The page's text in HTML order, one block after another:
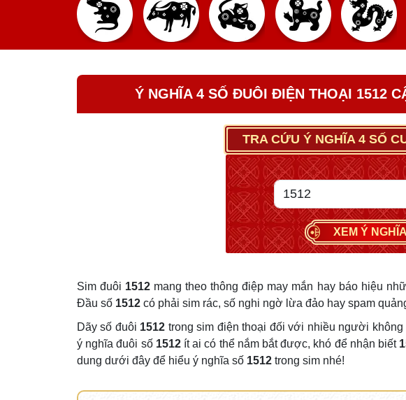
Ý NGHĨA 4 SỐ ĐUÔI ĐIỆN THOẠI 1512
TRA CỨU Ý NGHĨA 4 SỐ
XEM Ý NGHĨA
Sim đuôi 1512 mang theo thông điệp may mắn hay báo hiệu
Đầu số 1512 có phải sim rác, số nghi ngờ lừa đảo hay spam
Dãy số đuôi 1512 trong sim điện thoại đối với nhiều người
ý nghĩa đuôi số 1512ít ai có thể nắm bắt được, khó để nhận biết
dung dưới đây để hiểu ý nghĩa số 1512 trong sim nhé!